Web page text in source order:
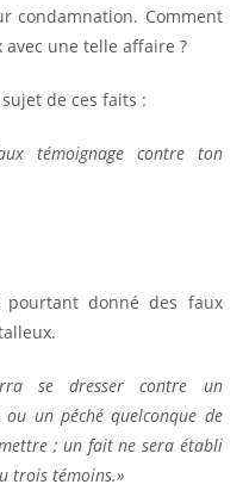
condamnation. Comment
une telle affaire ?
de ces faits :
témoignage contre ton
pourtant donné des faux
se dresser contre un
un péché quelconque de
; un fait ne sera établi
trois témoins.»